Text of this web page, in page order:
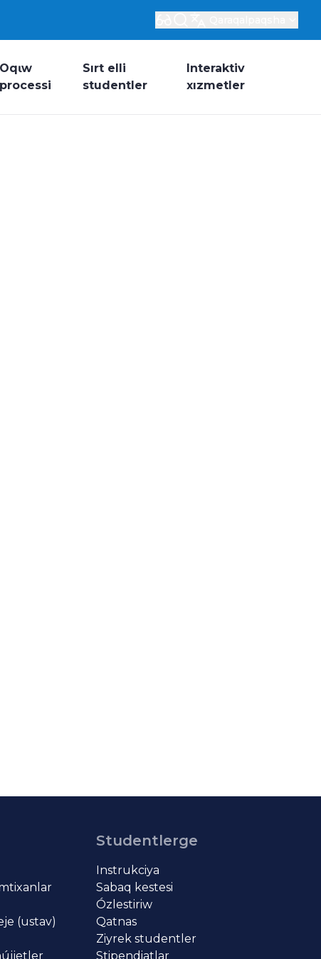
Oqɩw
processi
Sırt elli
studentler
Interaktiv
xızmetler
(ustav)
Studentlerge
Instrukciya
Sabaq kestesi
Ózlestiriw
Qatnas
Ziyrek studentler
Stipendiatlar